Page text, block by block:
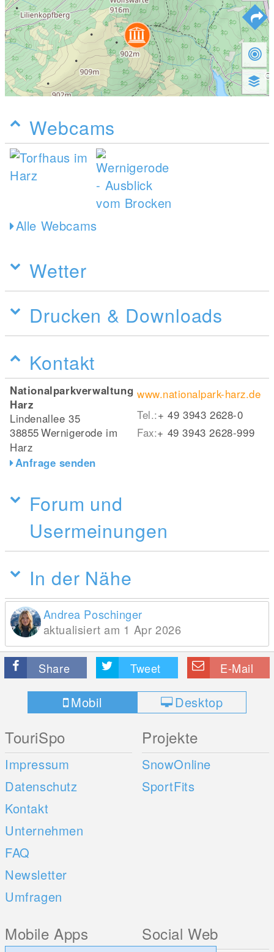
Webcams
Alle Webcams
Wetter
Drucken & Downloads
Kontakt
Nationalparkverwaltung
Harz
Lindenallee 35
38855Wernigerode im
Harz
Anfrage senden
www.nationalpark-harz.de
Tel.:+ 49 3943 2628-0
Fax:+ 49 3943 2628-999
Forum und
Usermeinungen
In der Nähe
Andrea Poschinger
aktualisiert am 1 Apr 2026
Share Tweet E-Mail
Mobil Desktop
TouriSpo
Impressum
Datenschutz
Kontakt
Unternehmen
FAQ
Newsletter
Umfragen
Projekte
SnowOnline
SportFits
Mobile Apps Social Web